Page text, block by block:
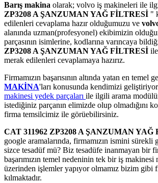
Barış makina olarak; volvo iş makineleri ile
ZP3208 A ŞANZUMAN YAĞ FİLTRESİ "
edilenleri cevaplama hazır olduğumuzu ve
alanında uzman(profesyonel) ekibimizin
parçasının isimlerine, kodlarına varıncaya
ZP3208 A ŞANZUMAN YAĞ FİLTRESİ
merak edilenleri cevaplamaya hazırız.
Firmamızın başarısının altında yatan en temel
MAKİNA'ları konusunda kendimizi
makinesi yedek parçaları ile ilgili arama
istediğiniz parçanın elimizde olup olmadığını
firma temsilcimiz ile görüebilirsiniz.
CAT 311962 ZP3208 A ŞANZUMAN YAĞ
google aramalarında, firmamızın ismini sürekli
sizce tesadüf mü? Biz tesadüfe inanmayan bir
başarımızın temel nedeninin tek bir iş makinesi
üzerinden işlemler yapıyor olmamız bizim gibi
kılmaktadır.